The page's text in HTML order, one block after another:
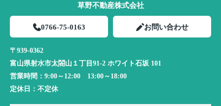
草野不動産株式会社
0766-75-0163 お問い合わせ
〒939-0362
富山県射水市太閤山１丁目91-2 ホワイト石坂 101
営業時間： 9:00～12:00 13:00～18:00
定休日： 不定休